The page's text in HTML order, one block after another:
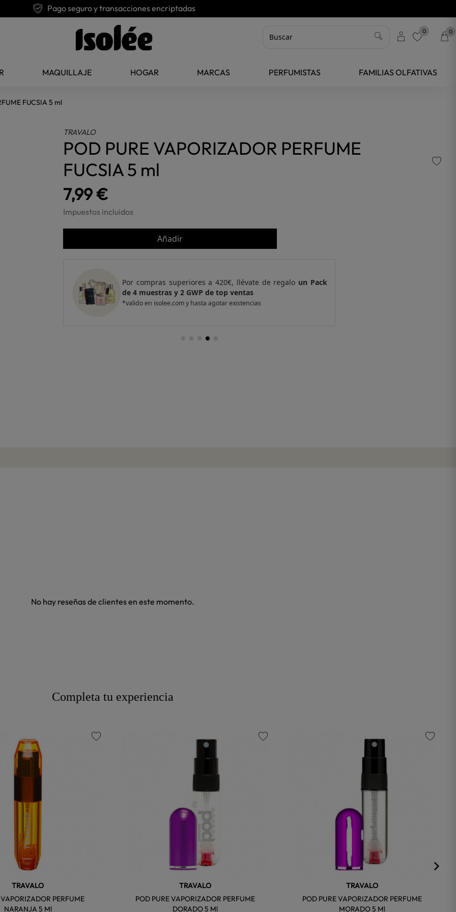
Pago seguro y transacciones encriptadas
0 0
MAQUILLAJE HOGAR MARCAS PERFUMISTAS FAMILIAS OLFATIVAS
FUCSIA 5 ml
TRAVALO
POD PURE VAPORIZADOR PERFUME
FUCSIA 5 ml
7,99 €
Impuestos incluidos
Añadir
Por compras superiores a 420€, llévate de regalo un Pack
de 4 muestras y 2 GWP de top ventas
*valido en isolee.com y hasta agotar existencias
No hay reseñas de clientes en este momento.
Completa tu experiencia
TRAVALO
PERFUME
NARANJA 5 Ml
TRAVALO
POD PURE VAPORIZADOR PERFUME
DORADO 5 Ml
TRAVALO
POD PURE VAPORIZADOR PERFUME
MORADO 5 Ml